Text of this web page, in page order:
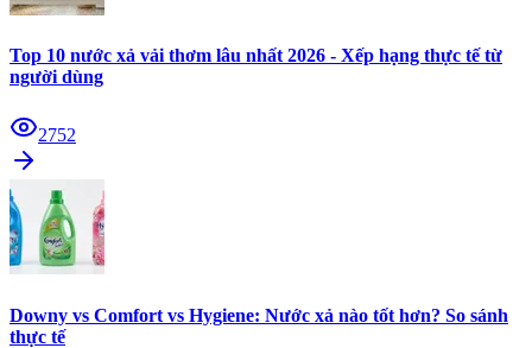
Top 10 nước xả vải thơm lâu nhất 2026 - Xếp hạng thực tế từ
người dùng
2752
Downy vs Comfort vs Hygiene: Nước xả nào tốt hơn? So sánh
thực tế